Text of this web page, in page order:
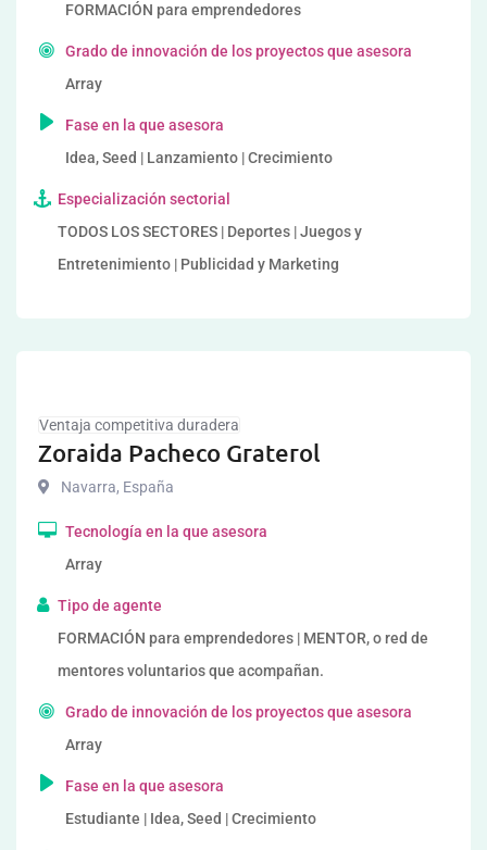
FORMACIÓN para emprendedores
Grado de innovación de los proyectos que asesora
Array
Fase en la que asesora
Idea, Seed | Lanzamiento | Crecimiento
Especialización sectorial
TODOS LOS SECTORES | Deportes | Juegos y
Entretenimiento | Publicidad y Marketing
Ventaja competitiva duradera
Zoraida Pacheco Graterol
Navarra, España
Tecnología en la que asesora
Array
Tipo de agente
FORMACIÓN para emprendedores | MENTOR, o red de
mentores voluntarios que acompañan.
Grado de innovación de los proyectos que asesora
Array
Fase en la que asesora
Estudiante | Idea, Seed | Crecimiento